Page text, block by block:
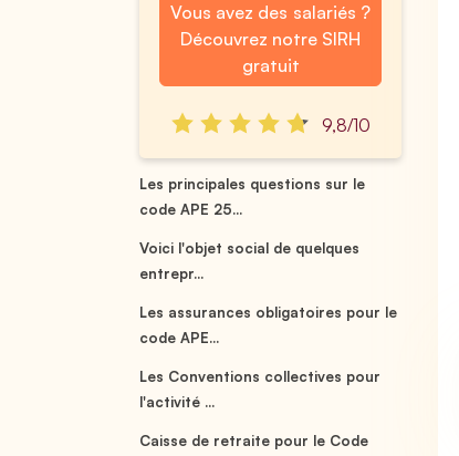
Vous avez des salariés ?
Découvrez notre SIRH
gratuit
9,8/10
Les principales questions sur le
code APE 25...
Voici l'objet social de quelques
entrepr...
Les assurances obligatoires pour le
code APE...
Les Conventions collectives pour
l'activité ...
Caisse de retraite pour le Code